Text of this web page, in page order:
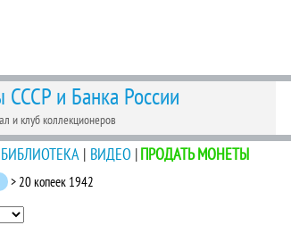
и Банка России
и клуб коллекционеров
БИБЛИОТЕКА | ВИДЕО |ПРОДАТЬ МОНЕТЫ
> 20 копеек 1942